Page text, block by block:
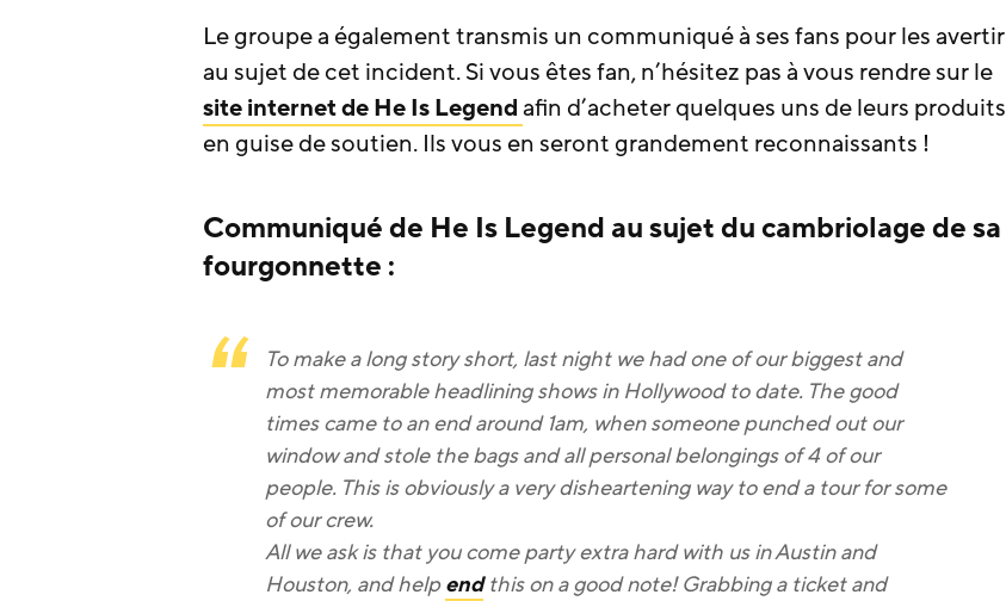
Le groupe a également transmis un communiqué à ses fans pour les avertir
au sujet de cet incident. Si vous êtes fan, n’hésitez pas à vous rendre sur le
site internet deHe Is Legendafin d’acheter quelques uns de leurs produits
en guise de soutien. Ils vous en seront grandement reconnaissants !
Communiqué de He Is Legend au sujet du cambriolage de sa
fourgonnette :
To make a long story short, last night we had one of our biggest and
most memorable headlining shows in Hollywood to date. The good
times came to an end around 1am, when someone punched out our
window and stole the bags and all personal belongings of 4 of our
people. This is obviously a very disheartening way to end a tour for some
of our crew. ‬
‪All we ask is that you come party extra hard with us in Austin and
Houston, and helpendthis on a good note! Grabbing a ticket and